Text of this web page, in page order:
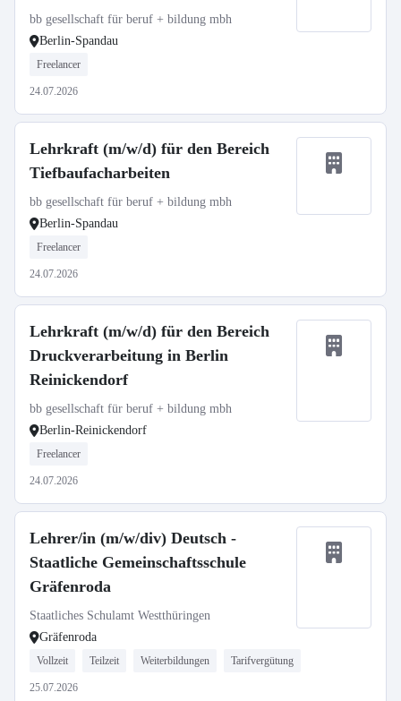
bb gesellschaft für beruf + bildung mbh
Berlin-Spandau
Freelancer
24.07.2026
Lehrkraft (m/w/d) für den Bereich
Tiefbaufacharbeiten
bb gesellschaft für beruf + bildung mbh
Berlin-Spandau
Freelancer
24.07.2026
Lehrkraft (m/w/d) für den Bereich
Druckverarbeitung in Berlin
Reinickendorf
bb gesellschaft für beruf + bildung mbh
Berlin-Reinickendorf
Freelancer
24.07.2026
Lehrer/in (m/w/div) Deutsch -
Staatliche Gemeinschaftsschule
Gräfenroda
Staatliches Schulamt Westthüringen
Gräfenroda
Vollzeit Teilzeit Weiterbildungen Tarifvergütung
25.07.2026